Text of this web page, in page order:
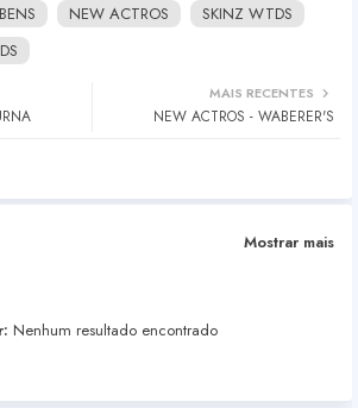
NEW ACTROS
SKINZ WTDS
MAIS RECENTES
NEW ACTROS - WABERER'S
Mostrar mais
Nenhum resultado encontrado